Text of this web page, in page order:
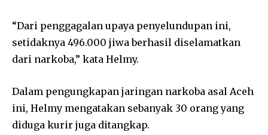
“Dari penggagalan upaya penyelundupan ini,
setidaknya 496.000 jiwa berhasil diselamatkan
dari narkoba,” kata Helmy.
Dalam pengungkapan jaringan narkoba asal Aceh
ini, Helmy mengatakan sebanyak 30 orang yang
diduga kurir juga ditangkap.